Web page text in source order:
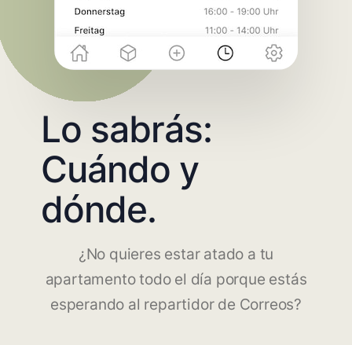
Lo sabrás:
Cuándo y
dónde.
¿No quieres estar atado a tu
apartamento todo el día porque estás
esperando al repartidor de Correos?